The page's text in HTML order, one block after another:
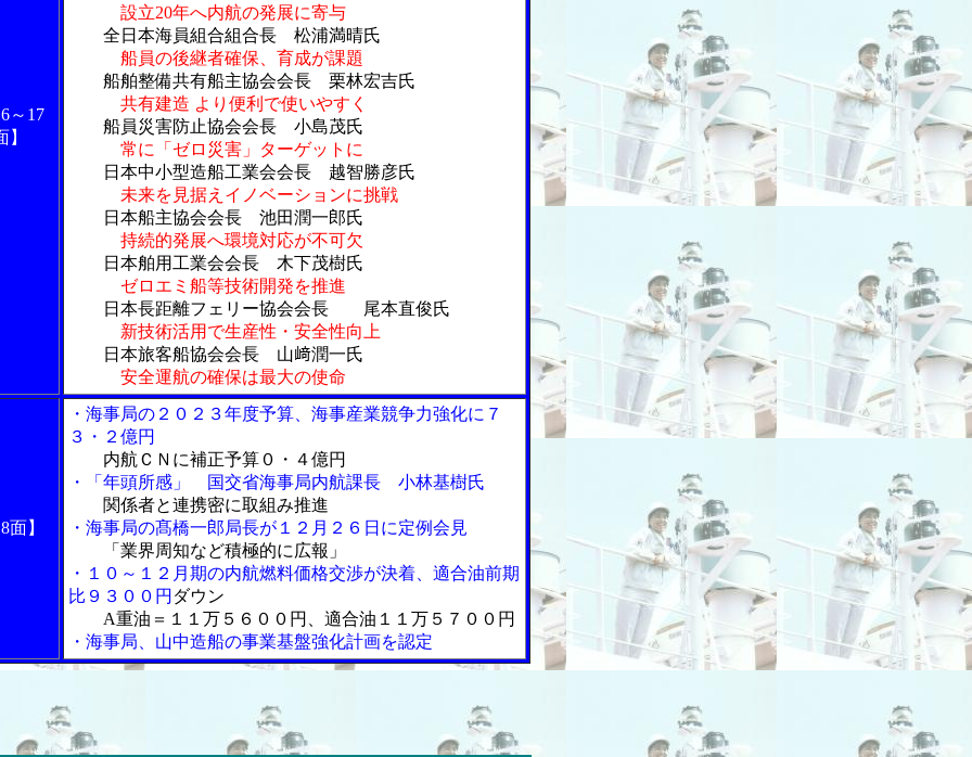
～17
】
設立20年へ内航の発展に寄与
全日本海員組合組合長 松浦満晴氏
船員の後継者確保、育成が課題
船舶整備共有船主協会会長 栗林宏吉氏
共有建造 より便利で使いやすく
船員災害防止協会会長 小島茂氏
常に「ゼロ災害」ターゲットに
日本中小型造船工業会会長 越智勝彦氏
未来を見据えイノベーションに挑戦
日本船主協会会長 池田潤一郎氏
持続的発展へ環境対応が不可欠
日本舶用工業会会長 木下茂樹氏
ゼロエミ船等技術開発を推進
日本長距離フェリー協会会長 尾本直俊氏
新技術活用で生産性・安全性向上
日本旅客船協会会長 山﨑潤一氏
安全運航の確保は最大の使命
面】
・海事局の２０２３年度予算、海事産業競争力強化に７
３・２億円
内航ＣＮに補正予算０・４億円
・「年頭所感」 国交省海事局内航課長 小林基樹氏
関係者と連携密に取組み推進
・海事局の髙橋一郎局長が１２月２６日に定例会見
「業界周知など積極的に広報」
・１０～１２月期の内航燃料価格交渉が決着、適合油前期
比９３００円 ダウン
A重油＝１１万５６００円、適合油１１万５７００円
・海事局、山中造船の事業基盤強化計画を認定